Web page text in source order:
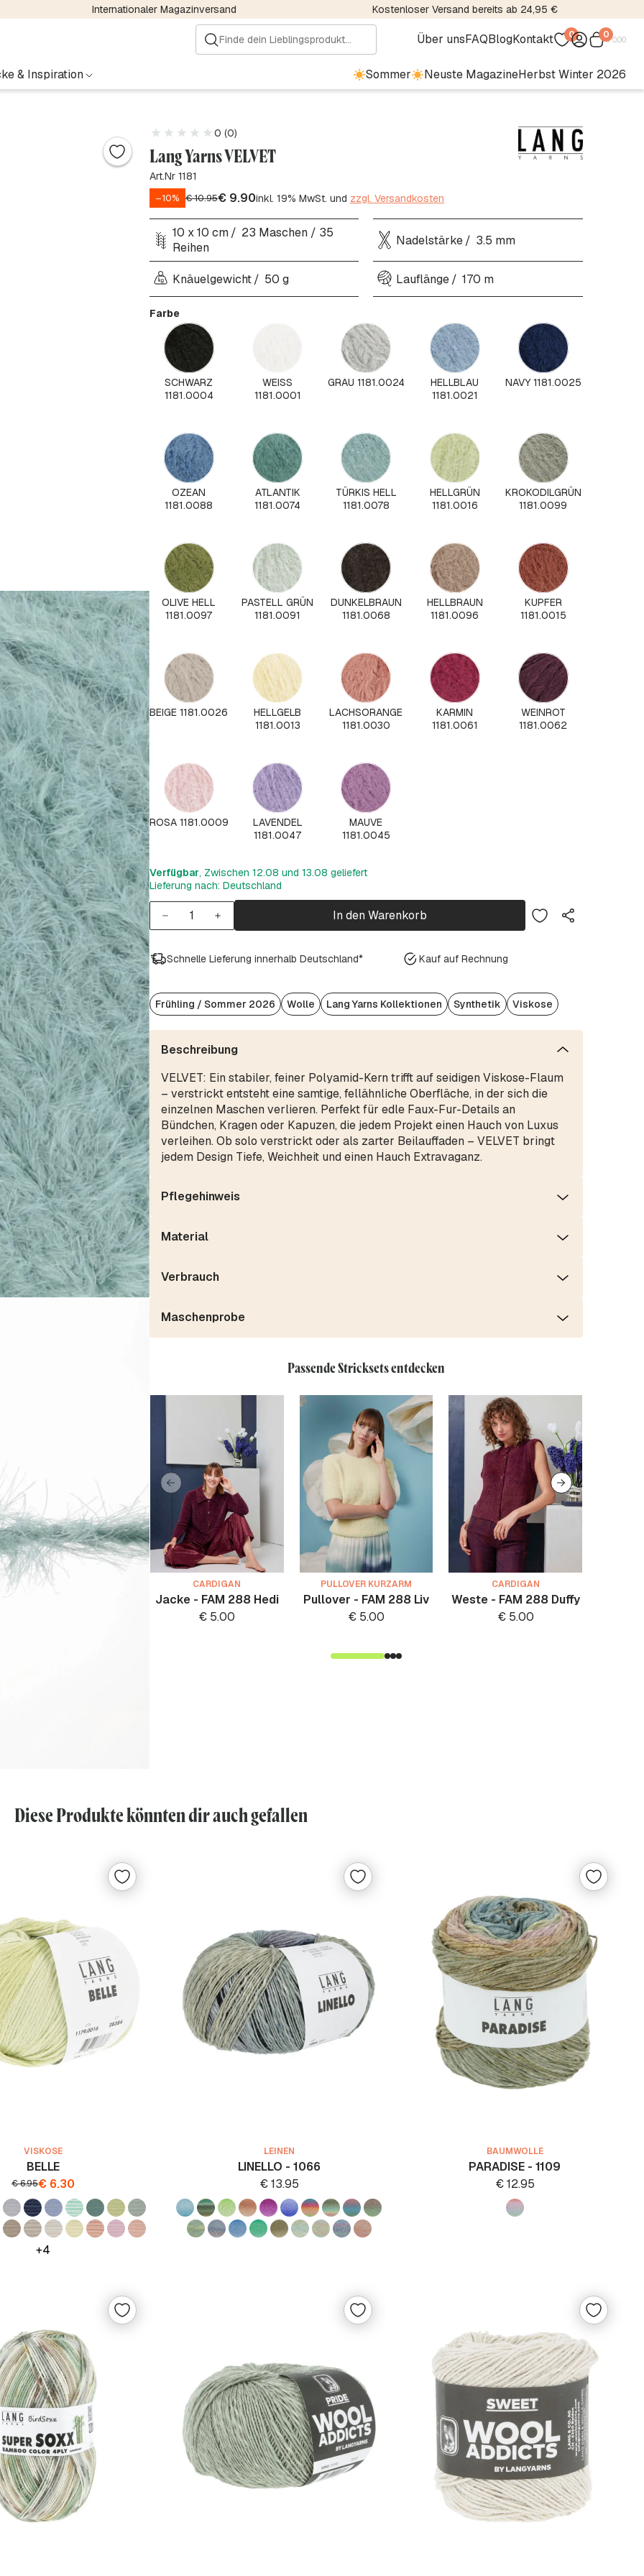
Internationaler Magazinversand Kostenloser Versand bereits ab 24,95 €
Über unsFAQBlogKontakt 0 0€0.00
& Inspiration Sommer Neuste MagazineHerbst Winter 2026
0 (0)
Lang Yarns VELVET
Art.Nr 1181
–10% €10.95€9.90inkl. 19% MwSt. und zzgl. Versandkosten
10 x 10 cm
23 Maschen / 35
Reihen
Nadelstärke 3.5 mm
Knäuelgewicht 50 g Lauflänge 170 m
Farbe
SCHWARZ
1181.0004
WEISS
1181.0001
GRAU 1181.0024
HELLBLAU
1181.0021
NAVY 1181.0025
OZEAN
1181.0088
ATLANTIK
1181.0074
TÜRKIS HELL
1181.0078
HELLGRÜN
1181.0016
KROKODILGRÜN
1181.0099
OLIVE HELL
1181.0097
PASTELL GRÜN
1181.0091
DUNKELBRAUN
1181.0068
HELLBRAUN
1181.0096
KUPFER
1181.0015
BEIGE 1181.0026
HELLGELB
1181.0013
LACHSORANGE
1181.0030
KARMIN
1181.0061
WEINROT
1181.0062
ROSA 1181.0009
LAVENDEL
1181.0047
MAUVE
1181.0045
Verfügbar, Zwischen 12.08 und 13.08 geliefert
Lieferung nach: Deutschland
In den Warenkorb
Schnelle Lieferung innerhalb Deutschland* Kauf auf Rechnung
Frühling / Sommer 2026 Wolle Lang Yarns Kollektionen Synthetik Viskose
Beschreibung
VELVET: Ein stabiler, feiner Polyamid-Kern trifft auf seidigen Viskose-Flaum
– verstrickt entsteht eine samtige, fellähnliche Oberfläche, in der sich die
einzelnen Maschen verlieren. Perfekt für edle Faux-Fur-Details an
Bündchen, Kragen oder Kapuzen, die jedem Projekt einen Hauch von Luxus
verleihen. Ob solo verstrickt oder als zarter Beilauffaden – VELVET bringt
jedem Design Tiefe, Weichheit und einen Hauch Extravaganz.
Pflegehinweis
Material
Verbrauch
Maschenprobe
Passende Stricksets entdecken
CARDIGAN
Jacke - FAM 288 Hedi
€ 5.00
PULLOVER KURZARM
Pullover - FAM 288 Liv
€5.00
CARDIGAN
Weste - FAM 288 Duffy
€5.00
Diese Produkte könnten dir auch gefallen
VISKOSE
BELLE
€6.95€ 6.30
+4
LEINEN
LINELLO - 1066
€13.95
BAUMWOLLE
PARADISE - 1109
€12.95